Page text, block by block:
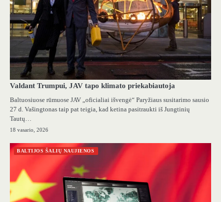
Valdant Trumpui, JAV tapo klimato priekabiautoja
Baltuosiuose rūmuose JAV „oficialiai išvengė“ Paryžiaus susitarimo sausio
27 d. Vašingtonas taip pat teigia, kad ketina pasitraukti iš Jungtinių
Tautų…
18 vasario, 2026
BALTIJOS ŠALIŲ NAUJIENOS